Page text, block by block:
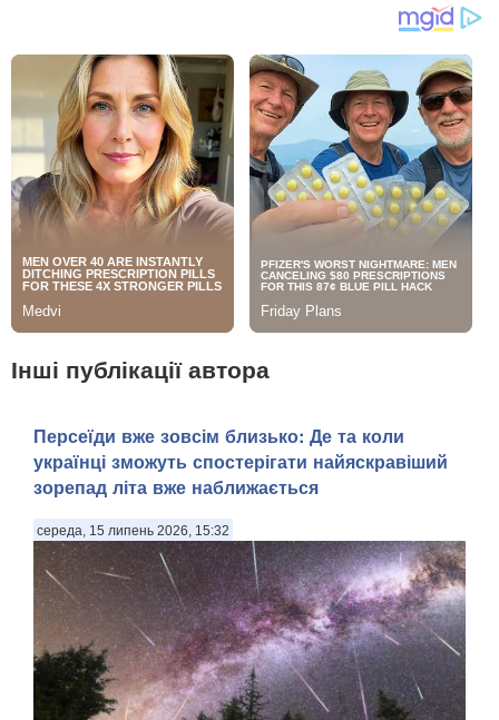
Інші публікації автора
Персеїди вже зовсім близько: Де та коли
українці зможуть спостерігати найяскравіший
зорепад літа вже наближається
середа, 15 липень 2026, 15:32